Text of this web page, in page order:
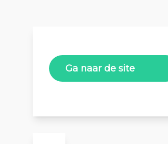
Ga naar de site